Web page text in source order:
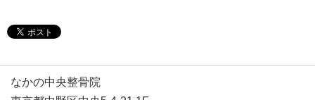
なかの中央整骨院